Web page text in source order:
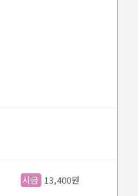
시급 13,400원